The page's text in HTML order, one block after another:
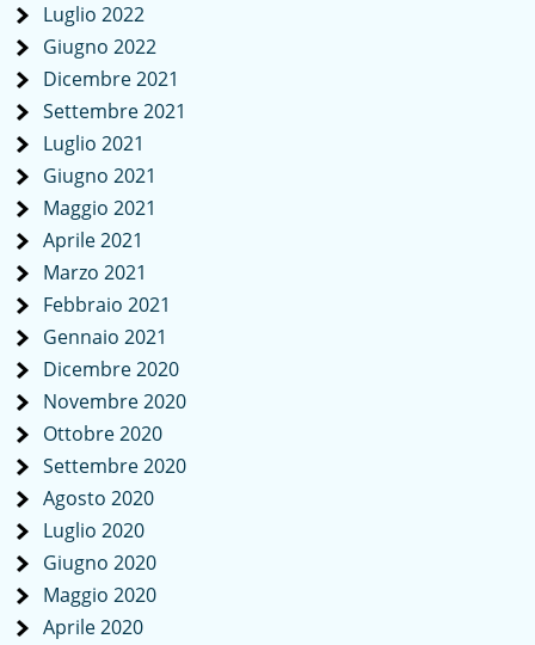
Luglio 2022
Giugno 2022
Dicembre 2021
Settembre 2021
Luglio 2021
Giugno 2021
Maggio 2021
Aprile 2021
Marzo 2021
Febbraio 2021
Gennaio 2021
Dicembre 2020
Novembre 2020
Ottobre 2020
Settembre 2020
Agosto 2020
Luglio 2020
Giugno 2020
Maggio 2020
Aprile 2020